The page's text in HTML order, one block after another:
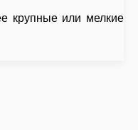
крупные или мелкие